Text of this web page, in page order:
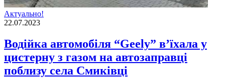
Актуально!
22.07.2023
Водійка автомобіля “Geely” в’їхала у
цистерну з газом на автозаправці
поблизу села Смиківці